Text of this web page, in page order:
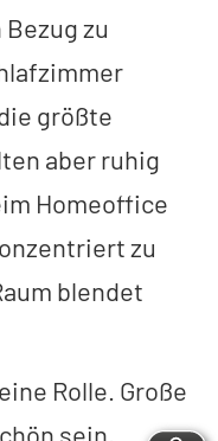
zu
größte
aber ruhig
Homeoffice
zu
blendet
Rolle. Große
sein,